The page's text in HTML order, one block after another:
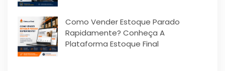
Como Vender Estoque Parado
Rapidamente? Conheça A
Plataforma Estoque Final